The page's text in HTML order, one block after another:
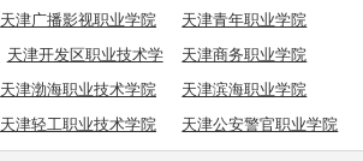
技术学院
天津广播影视职业学院
天津青年职业学院
天津开发区职业技术学
院
天津商务职业学院
天津渤海职业技术学院
天津滨海职业学院
天津轻工职业技术学院
天津公安警官职业学院